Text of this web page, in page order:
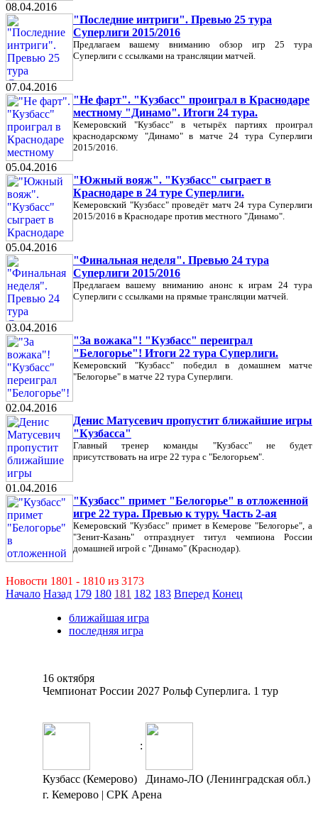
08.04.2016
"Последние интриги". Превью 25 тура
Суперлиги 2015/2016
Предлагаем вашему вниманию обзор игр 25 тура
Суперлиги с ссылками на трансляции матчей.
07.04.2016
"Не фарт". "Кузбасс" проиграл в Краснодаре
местному "Динамо". Итоги 24 тура.
Кемеровский "Кузбасс" в четырёх партиях проиграл
краснодарскому "Динамо" в матче 24 тура Суперлиги
2015/2016.
05.04.2016
"Южный вояж". "Кузбасс" сыграет в
Краснодаре в 24 туре Суперлиги.
Кемеровский "Кузбасс" проведёт матч 24 тура Суперлиги
2015/2016 в Краснодаре против местного "Динамо".
05.04.2016
"Финальная неделя". Превью 24 тура
Суперлиги 2015/2016
Предлагаем вашему вниманию анонс к играм 24 тура
Суперлиги с ссылками на прямые трансляции матчей.
03.04.2016
"За вожака"! "Кузбасс" переиграл
"Белогорье"! Итоги 22 тура Суперлиги.
Кемеровский "Кузбасс" победил в домашнем матче
"Белогорье" в матче 22 тура Суперлиги.
02.04.2016
Денис Матусевич пропустит ближайшие игры
"Кузбасса"
Главный тренер команды "Кузбасс" не будет
присутствовать на игре 22 тура с "Белогорьем".
01.04.2016
"Кузбасс" примет "Белогорье" в отложенной
игре 22 тура. Превью к туру. Часть 2-ая
Кемеровский "Кузбасс" примет в Кемерове "Белогорье", а
"Зенит-Казань" отпразднует титул чемпиона России
домашней игрой с "Динамо" (Краснодар).
Новости 1801 - 1810 из 3173
Начало Назад 179 180 181 182 183 Вперед Конец
ближайшая игра
последняя игра
16 октября
Чемпионат России 2027 Рольф Суперлига. 1 тур
:
Кузбасс (Кемерово)
Динамо-ЛО (Ленинградская обл.)
г. Кемерово | СРК Арена